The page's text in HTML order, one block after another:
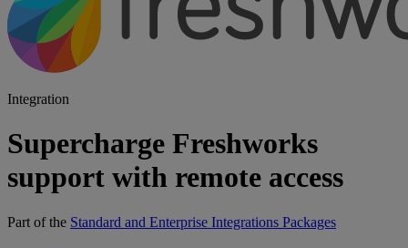
Integration
Supercharge Freshworks
support with remote access
Part of the Standard and Enterprise Integrations Packages